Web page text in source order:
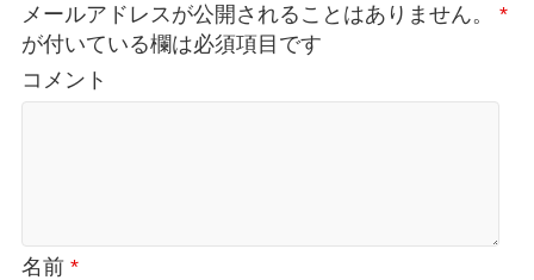
メールアドレスが公開されることはありません。
*
が付いている欄は必須項目です
コメント
名前*